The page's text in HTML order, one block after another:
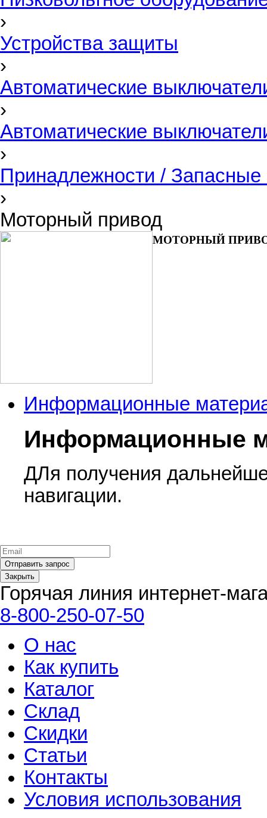
›
Устройства защиты
›
Автоматические
›
Автоматические
›
Принадлежности / Запасные
›
Моторный привод
МОТОРНЫЙ
Информационные
Информационные
ДЛя получения
навигации.
Закрыть
Горячая линия интернет-
8-800-250-07-50
О нас
Как купить
Каталог
Склад
Скидки
Статьи
Контакты
Условия использования